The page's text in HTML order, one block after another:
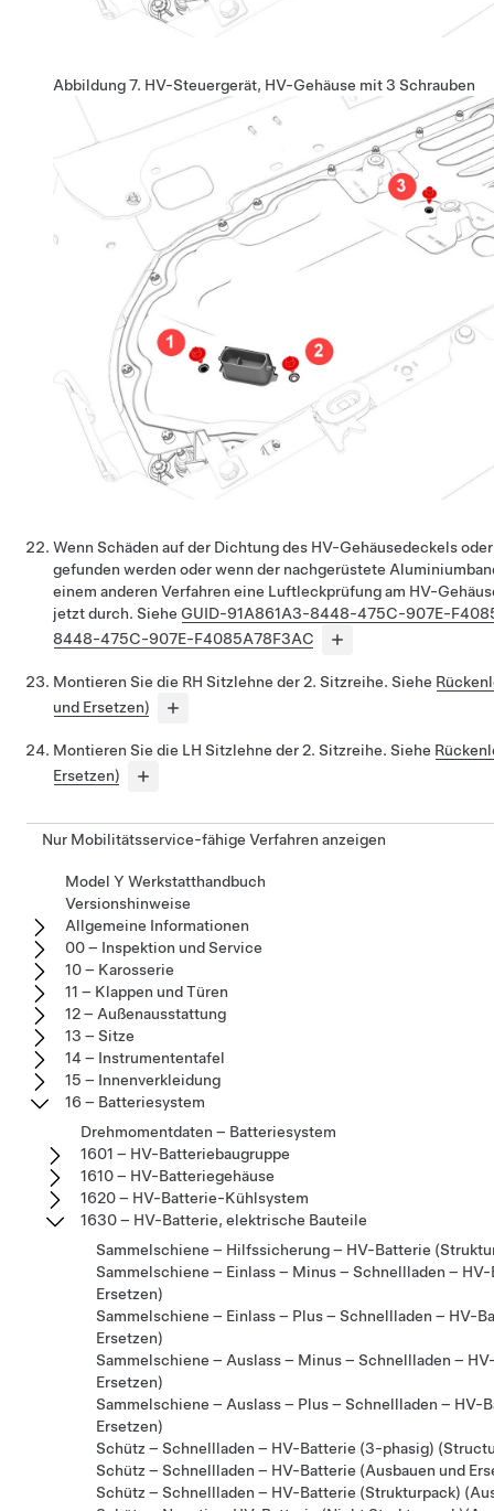
Abbildung 7. HV-Steuergerät, HV-Gehäuse mit 3 Schrauben
Wenn Schäden auf der Dichtung des HV-Gehäusedeckels
gefunden werden oder wenn der nachgerüstete
einem anderen Verfahren eine Luftleckprüfung am HV-
jetzt durch. Siehe GUID-91A861A3-8448-475C-907E-
8448-475C-907E-F4085A78F3AC
Montieren Sie die RH Sitzlehne der 2. Sitzreihe. Siehe
und Ersetzen)
Montieren Sie die LH Sitzlehne der 2. Sitzreihe. Siehe
Ersetzen)
Nur Mobilitätsservice-fähige Verfahren anzeigen
Model Y Werkstatthandbuch
Versionshinweise
Allgemeine Informationen
00 – Inspektion und Service
10 – Karosserie
11 – Klappen und Türen
12 – Außenausstattung
13 – Sitze
14 – Instrumententafel
15 – Innenverkleidung
16 – Batteriesystem
Drehmomentdaten – Batteriesystem
1601 – HV-Batteriebaugruppe
1610 – HV-Batteriegehäuse
1620 – HV-Batterie-Kühlsystem
1630 – HV-Batterie, elektrische Bauteile
Sammelschiene – Hilfssicherung – HV-Batterie
Sammelschiene – Einlass – Minus – Schnellladen –
Ersetzen)
Sammelschiene – Einlass – Plus – Schnellladen – HV-
Ersetzen)
Sammelschiene – Auslass – Minus – Schnellladen –
Ersetzen)
Sammelschiene – Auslass – Plus – Schnellladen – HV-
Ersetzen)
Schütz – Schnellladen – HV-Batterie (3-phasig)
Schütz – Schnellladen – HV-Batterie (Ausbauen und
Schütz – Schnellladen – HV-Batterie (Strukturpack)